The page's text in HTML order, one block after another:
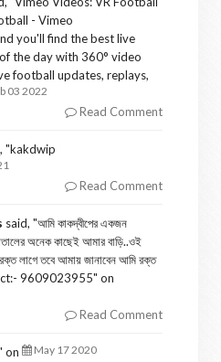
- Vimeo
you'll find the best live
of the day with 360° video
football updates, replays,
03 2022
Read Comment
"kakdwip
Read Comment
said, "আমি কাকদ্বীপের একজন
অনেক কাছেই আমার বাড়ি..ওই
রক্ত লাগে তবে আমায় জানাবেন আমি রক্ত
9609023955" on
Read Comment
on May 17 2020